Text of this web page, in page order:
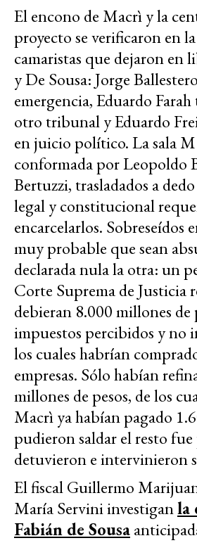
El encono de Macrì y la
proyecto se verificaron en
camaristas que dejaron en
y De Sousa: Jorge
emergencia, Eduardo Farah
otro tribunal y Eduardo
en juicio político. La sala
conformada por Leopoldo
Bertuzzi, trasladados a
legal y constitucional
encarcelarlos. Sobreseídos
muy probable que sean
declarada nula la otra: un
Corte Suprema de Justicia
debieran 8.000 millones de
impuestos percibidos y no
los cuales habrían
empresas. Sólo habían
millones de pesos, de los
Macrì ya habían pagado
pudieron saldar el resto
detuvieron e intervinieron
El fiscal Guillermo
María Servini investiganla
Fabián de Sousa